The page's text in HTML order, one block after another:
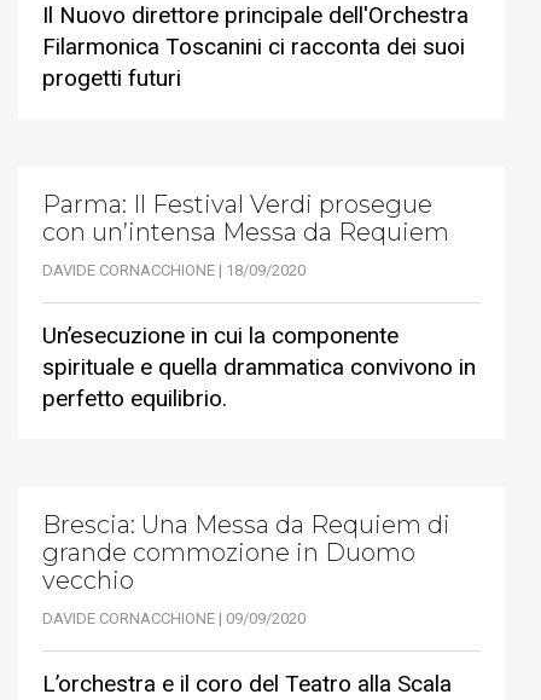
Il Nuovo direttore principale dell'Orchestra
Filarmonica Toscanini ci racconta dei suoi
progetti futuri
Parma: Il Festival Verdi prosegue
con un’intensa Messa da Requiem
DAVIDE CORNACCHIONE | 18/09/2020
Un’esecuzione in cui la componente
spirituale e quella drammatica convivono in
perfetto equilibrio.
Brescia: Una Messa da Requiem di
grande commozione in Duomo
vecchio
DAVIDE CORNACCHIONE | 09/09/2020
L’orchestra e il coro del Teatro alla Scala